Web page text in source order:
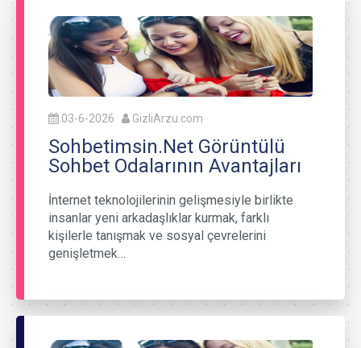
03-6-2026 GizliArzu.com
Sohbetimsin.Net Görüntülü
Sohbet Odalarının Avantajları
İnternet teknolojilerinin gelişmesiyle birlikte
insanlar yeni arkadaşlıklar kurmak, farklı
kişilerle tanışmak ve sosyal çevrelerini
genişletmek…